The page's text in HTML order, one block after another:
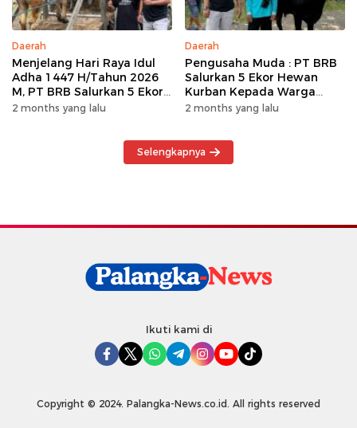
Daerah
Menjelang Hari Raya Idul
Adha 1447 H/Tahun 2026
M, PT BRB Salurkan 5 Ekor
Hewan Kurban Kepada
2 months yang lalu
Daerah
Pengusaha Muda : PT BRB
Salurkan 5 Ekor Hewan
Kurban Kepada Warga
Khususnya Wilayah
2 months yang lalu
Selengkapnya
Ikuti kami di
Copyright © 2024. Palangka-News.co.id. All rights reserved